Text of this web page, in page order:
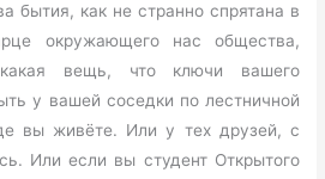
бытия, как не странно спрятана в
окружающего нас общества,
вещь, что ключи вашего
у вашей соседки по лестничной
вы живёте. Или у тех друзей, с
Или если вы студент Открытого